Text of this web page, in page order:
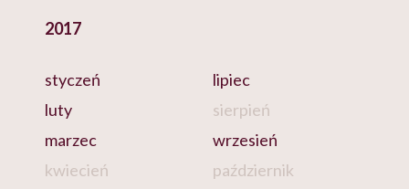
2017
styczeń
luty
marzec
kwiecień
lipiec
sierpień
wrzesień
październik